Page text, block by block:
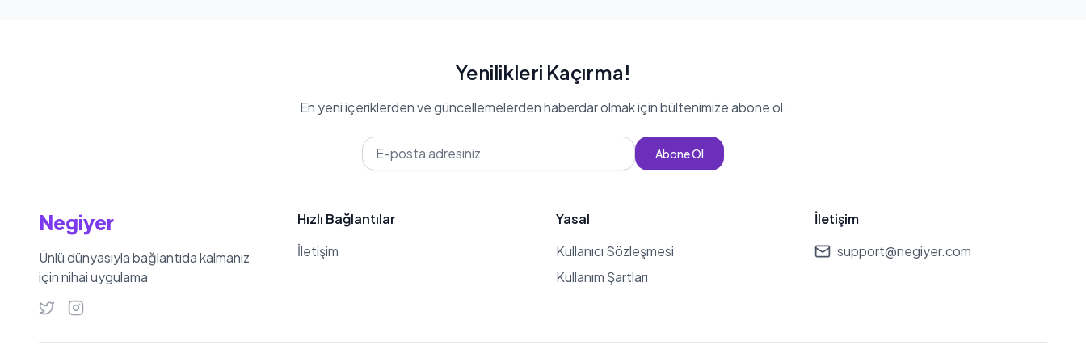
Yenilikleri Kaçırma!
En yeni içeriklerden ve güncellemelerden haberdar olmak için bültenimize abone ol.
Abone Ol
Negiyer
Ünlü dünyasıyla bağlantıda kalmanız
için nihai uygulama
Hızlı Bağlantılar
İletişim
Yasal
Kullanıcı Sözleşmesi
Kullanım Şartları
İletişim
support@negiyer.com